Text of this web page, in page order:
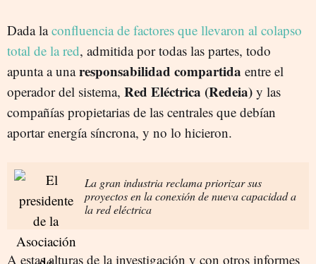
Dada laconfluencia de factores que llevaron al colapso
total de la red, admitida por todas las partes, todo
apunta a unaresponsabilidad compartida entre el
operador del sistema, Red Eléctrica (Redeia) y las
compañías propietarias de las centrales que debían
aportar energía síncrona, y no lo hicieron.
La gran industria reclama priorizar sus
proyectos en la conexión de nueva capacidad a
la red eléctrica
A estas alturas de la investigación y con otros informes